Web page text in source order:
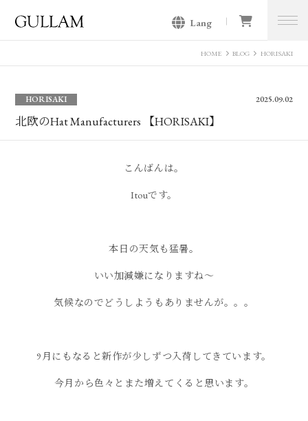
Lang
HOME BLOG HORISAKI
HORISAKI 2025.09.02
北欧のHat Manufacturers 【HORISAKI】
こんばんは。
Itouです。
本日の天気も猛暑。
いい加減嫌になりますね〜
気候なのでどうしようもありませんが。。。
9月にもなると新作が少しずつ入荷してきています。
今月から色々とまた増えてくると思います。